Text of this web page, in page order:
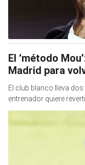
El ‘método
Madrid para
El club blanco lleva
entrenador quiere